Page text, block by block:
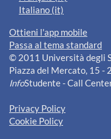
Italiano ‎(it)‎
Ottieni l'app mobile
Passa al tema standard
© 2011 Università degli
Piazza del Mercato, 15 -
InfoStudente - Call
Privacy Policy
Cookie Policy